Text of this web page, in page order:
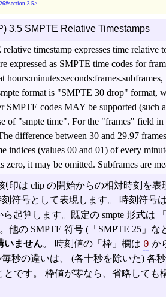
3.5
3.5 SMPTE Relative Timestamps
timestamp expresses time relative
expressed as SMPTE time codes for
format is "SMPTE 30 drop" format,
SMPTE codes MAY be supported (such
of "smpte time". For the "frames" field in
difference between 30 and 29.97
indices (values 00 and 01) of every
zero, it may be omitted. Subframes are
印は clip の開始からの相対時刻を
符号として表現します。 時刻符号は
起算します。既定の smpte 形式は
他の SMPTE 符号 (「SMPTE 25」な
いません。 時刻値の「枠」欄は 0 か
毎秒の違いは、 (各十秒を除いた) 各
とです。 枠値が零なら、省略しても